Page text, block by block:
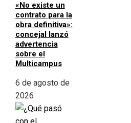
«No existe un
contrato para la
obra definitiva»:
concejal lanzó
advertencia
sobre el
Multicampus
6 de agosto de
2026